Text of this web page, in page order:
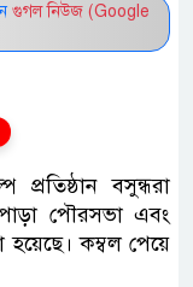
গুগল নিউজ (Google
বসুন্ধরা
পৌরসভা এবং
কম্বল পেয়ে